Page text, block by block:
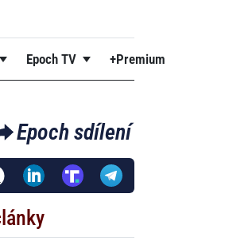
Epoch TV +Premium
Epoch sdílení